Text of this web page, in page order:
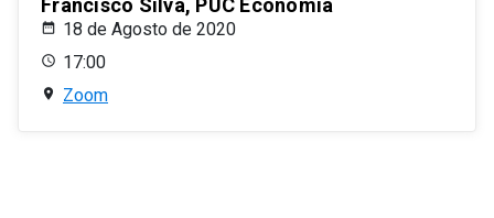
Francisco Silva, PUC Economía
18 de Agosto de 2020
17:00
Zoom